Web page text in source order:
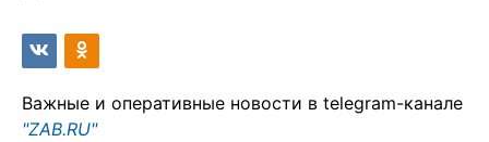
Важные и оперативные новости в telegram-канале
"ZAB.RU"